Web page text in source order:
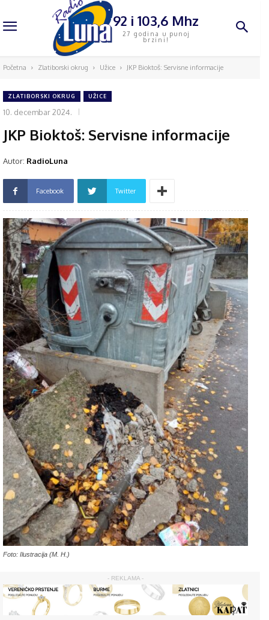
92 i 103,6 Mhz
27 godina u punoj
brzini!
Početna Zlatiborski okrug Užice JKP Bioktoš: Servisne informacije
ZLATIBORSKI OKRUG UŽICE
10. decembar 2024.
JKP Bioktoš: Servisne informacije
Autor: RadioLuna
Facebook Twitter
Foto: Ilustracija (M. H.)
- REKLAMA -